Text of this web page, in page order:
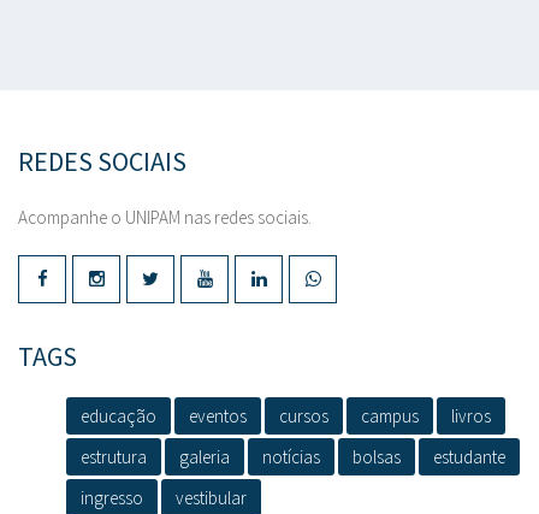
REDES SOCIAIS
Acompanhe o UNIPAM nas redes sociais.
TAGS
educação eventos cursos campus
livros
estrutura
galeria notícias bolsas
estudante
ingresso
vestibular